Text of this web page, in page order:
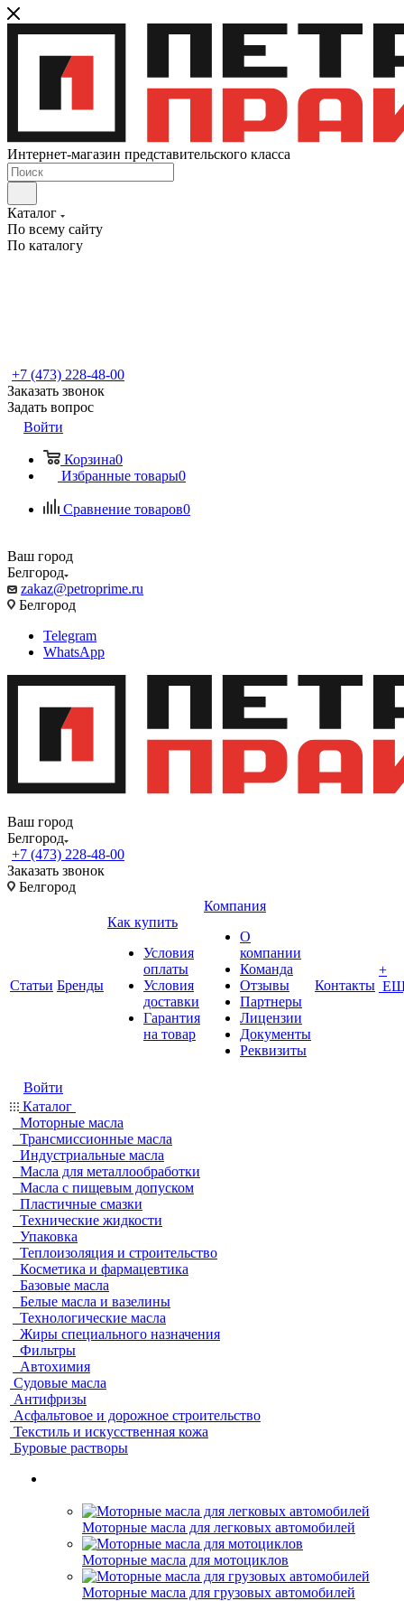
Интернет-магазин представительского класса
Каталог
По всему сайту
По каталогу
+7 (473) 228-48-00
Заказать звонок
Задать вопрос
Войти
Корзина0
Избранные товары0
Сравнение товаров0
Ваш город
Белгород
zakaz@petroprime.ru
Белгород
Telegram
WhatsApp
Ваш город
Белгород
+7 (473) 228-48-00
Заказать звонок
Белгород
Статьи Бренды
Как купить
Условия
оплаты
Условия
доставки
Гарантия
на товар
Компания
О
компании
Команда
Отзывы
Партнеры
Лицензии
Документы
Реквизиты
Контакты
+
Войти
Каталог
Моторные масла
Трансмиссионные масла
Индустриальные масла
Масла для металлообработки
Масла с пищевым допуском
Пластичные смазки
Технические жидкости
Упаковка
Теплоизоляция и строительство
Косметика и фармацевтика
Базовые масла
Белые масла и вазелины
Технологические масла
Жиры специального назначения
Фильтры
Автохимия
Судовые масла
Антифризы
Асфальтовое и дорожное строительство
Текстиль и искусственная кожа
Буровые растворы
Моторные масла для легковых автомобилей
Моторные масла для мотоциклов
Моторные масла для грузовых автомобилей